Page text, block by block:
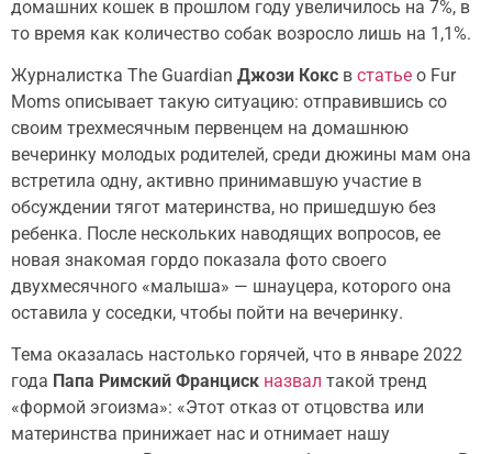
домашних кошек в прошлом году увеличилось на 7%, в
то время как количество собак возросло лишь на 1,1%.
Журналистка The Guardian Джози Кокс в статье о Fur
Moms описывает такую ситуацию: отправившись со
своим трехмесячным первенцем на домашнюю
вечеринку молодых родителей, среди дюжины мам она
встретила одну, активно принимавшую участие в
обсуждении тягот материнства, но пришедшую без
ребенка. После нескольких наводящих вопросов, ее
новая знакомая гордо показала фото своего
двухмесячного «малыша» — шнауцера, которого она
оставила у соседки, чтобы пойти на вечеринку.
Тема оказалась настолько горячей, что в январе 2022
года Папа Римский Франциск назвал такой тренд
«формой эгоизма»: «Этот отказ от отцовства или
материнства принижает нас и отнимает нашу